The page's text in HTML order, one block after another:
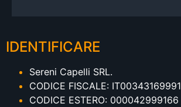
IDENTIFICARE
Sereni Capelli SRL.
CODICE FISCALE: IT00343169991
CODICE ESTERO: 000042999166